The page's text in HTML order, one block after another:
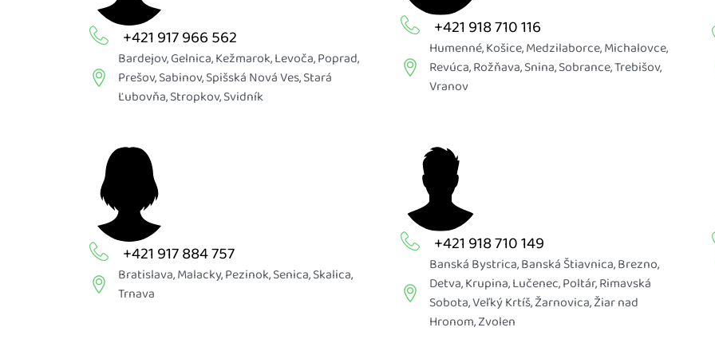
+421 917 966 562
Bardejov,Gelnica,Kežmarok,Levoča,Poprad,
Prešov,Sabinov,Spišská Nová Ves,Stará
Ľubovňa,Stropkov,Svidník
+421 918 710 116
Humenné,Košice,Medzilaborce,Michalovce,
Revúca,Rožňava,Snina,Sobrance,Trebišov,
Vranov
+421 917 884 757
Bratislava,Malacky,Pezinok,Senica,Skalica,
Trnava
+421 918 710 149
Banská Bystrica,Banská Štiavnica,Brezno,
Detva,Krupina,Lučenec,Poltár,Rimavská
Sobota,Veľký Krtíš,Žarnovica,Žiar nad
Hronom,Zvolen